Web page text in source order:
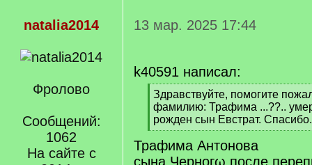
natalia2014
Фролово
Сообщений:
1062
На сайте с
13 мар. 2025 17:44
k40591 написал:
[
q
]
Здравствуйте, помогите
фамилию: Трафима ...??..
рожден сын Евстрат. Спасибо.
[
/
q
Трафима Антонова
сына Черногω после